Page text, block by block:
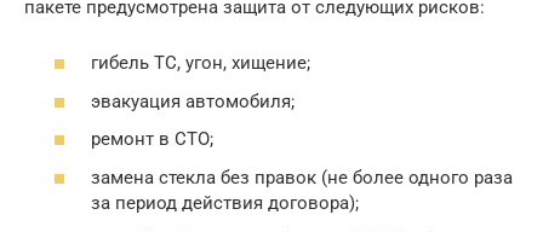
пакете предусмотрена защита от следующих рисков:
гибель ТС, угон, хищение;
эвакуация автомобиля;
ремонт в СТО;
замена стекла без правок (не более одного раза
за период действия договора);